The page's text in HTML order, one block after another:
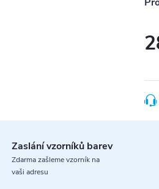
Zaslání vzorníků barev
Zdarma zašleme vzorník na
vaši adresu